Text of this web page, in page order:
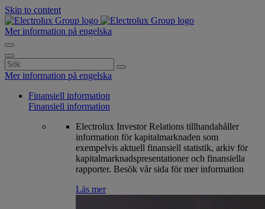
Skip to content
Mer information på engelska
Search
for:
Mer information på engelska
Finansiell information
Finansiell information
Electrolux Investor Relations tillhandahåller
information för kapitalmarknaden som
exempelvis aktuell finansiell statistik, arkiv för
kapitalmarknadspresentationer och finansiella
rapporter. Besök vår sida för mer information
Läs mer